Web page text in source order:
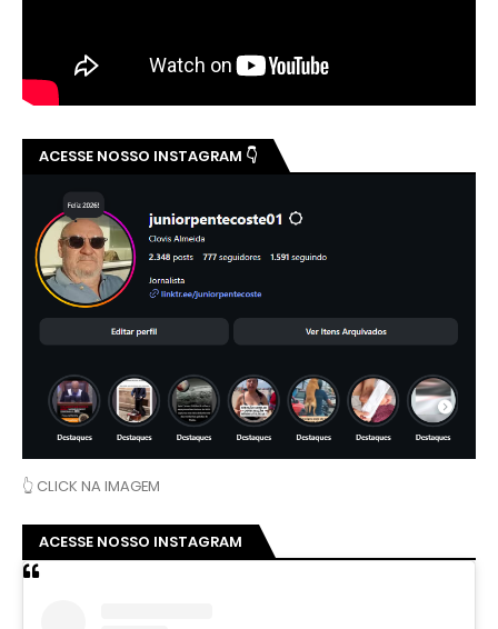
ACESSE NOSSO INSTAGRAM 👇
👆 CLICK NA IMAGEM
ACESSE NOSSO INSTAGRAM